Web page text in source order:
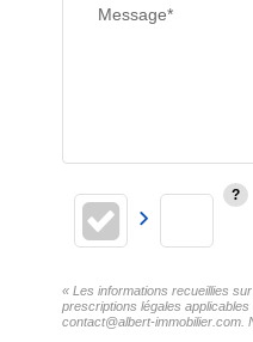
Message*
« Les informations recueillies
prescriptions légales
contact@albert-immobilier.com.